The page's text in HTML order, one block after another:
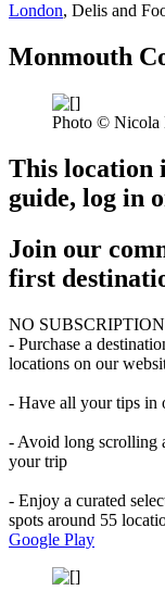
London, Delis and
Monmouth
Photo © Nicola
This location
guide, log in
Join our
first
NO
- Purchase a
locations on our
- Have all your tips in
- Avoid long scrolling
your trip
- Enjoy a curated
spots around 55
Google Play